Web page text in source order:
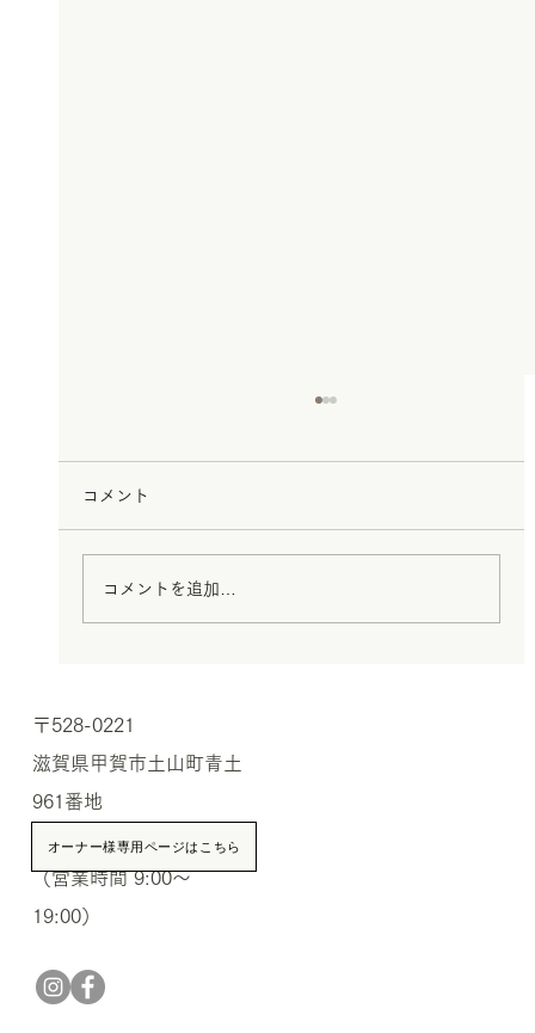
大原の家
コメント
コメントを追加…
〒528-0221
滋賀県甲賀市土山町青土
961番地
TEL.0748-66-0691
（営業時間 9:00〜
19:00）
オーナー様専用ページはこちら